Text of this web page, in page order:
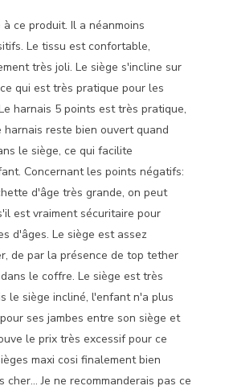
ce produit. Il a néanmoins
Le tissu est confortable,
très joli. Le siège s'incline sur
qui est très pratique pour les
harnais 5 points est très pratique,
reste bien ouvert quand
le siège, ce qui facilite
Concernant les points négatifs:
d'âge très grande, on peut
est vraiment sécuritaire pour
d'âges. Le siège est assez
de par la présence de top tether
le coffre. Le siège est très
le siège incliné, l'enfant n'a plus
ses jambes entre son siège et
le prix très excessif pour ce
maxi cosi finalement bien
cher... Je ne recommanderais pas ce